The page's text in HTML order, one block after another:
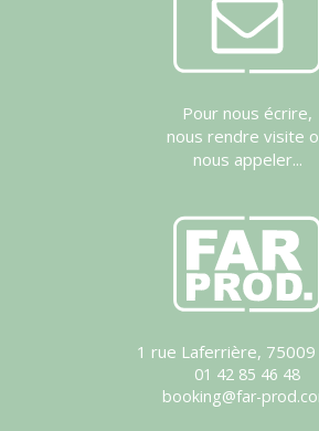
Pour nous écrire,
nous rendre visite
nous appeler...
1 rue Laferrière, 75009
01 42 85 46 48
booking@far-